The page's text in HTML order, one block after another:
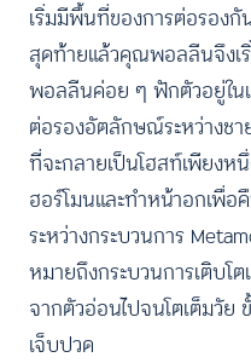
เริ่มมีพื้นที่ของการต่อรอ
สุดท้ายแล้วคุณพอลลีนจึงเ
พอลลีนค่อย ๆ ฟักตัวอยู่ใน
ต่อรองอัตลักษณ์ระหว่างช
ที่จะกลายเป็นโฮสท์เพียงห
ฮอร์โมนและทำหน้าอกเพื่
ระหว่างกระบวนการ
หมายถึงกระบวนการเติบโ
จากตัวอ่อนไปจนโตเต็มวั
เจ็บปวด